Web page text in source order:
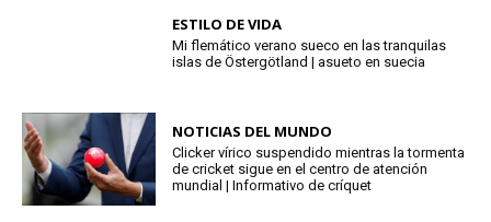
ESTILO DE VIDA
Mi flemático verano sueco en las tranquilas
islas de Östergötland | asueto en suecia
NOTICIAS DEL MUNDO
Clicker vírico suspendido mientras la tormenta
de cricket sigue en el centro de atención
mundial | Informativo de críquet